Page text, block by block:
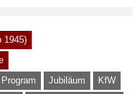
1945)
Jubiläum
KfW